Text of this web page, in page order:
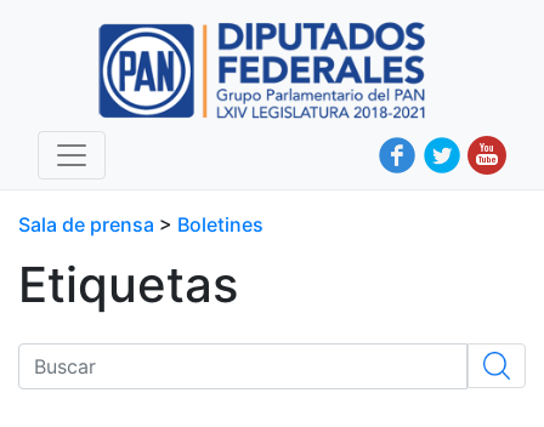
Sala de prensa > Boletines
Etiquetas